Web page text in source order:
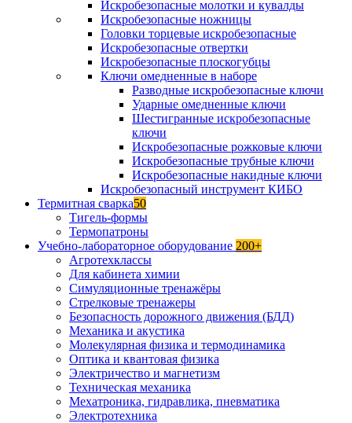
Искробезопасные молотки и кувалды
Искробезопасные ножницы
Головки торцевые искробезопасные
Искробезопасные отвертки
Искробезопасные плоскогубцы
Ключи омедненные в наборе
Разводные искробезопасные ключи
Ударные омедненные ключи
Шестигранные искробезопасные
ключи
Искробезопасные рожковые ключи
Искробезопасные трубные ключи
Искробезопасные накидные ключи
Искробезопасный инструмент КИБО
Термитная сварка50
Тигель-формы
Термопатроны
Учебно-лабораторное оборудование 200+
Агротехклассы
Для кабинета химии
Симуляционные тренажёры
Стрелковые тренажеры
Безопасность дорожного движения (БДД)
Механика и акустика
Молекулярная физика и термодинамика
Оптика и квантовая физика
Электричество и магнетизм
Техническая механика
Мехатроника, гидравлика, пневматика
Электротехника